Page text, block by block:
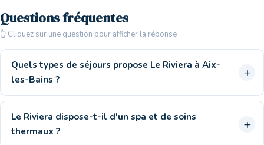
Questions fréquentes
👆 Cliquez sur une question pour afficher la réponse
Quels types de séjours propose Le Riviera à Aix-
les-Bains ?
Le Riviera dispose-t-il d'un spa et de soins
thermaux ?